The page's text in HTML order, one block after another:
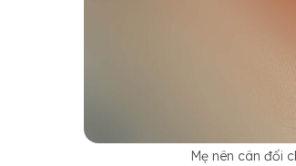
Mẹ nên cân đối